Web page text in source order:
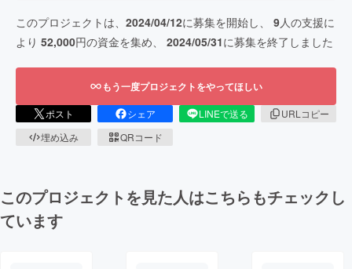
このプロジェクトは、 2024/04/12に募集を開始し、 9人の支援に
より 52,000円の資金を集め、 2024/05/31に募集を終了しました
もう一度プロジェクトをやってほしい
ポスト シェア LINEで送る
URLコピー
埋め込み
QRコード
このプロジェクトを見た人はこちらもチェックし
ています